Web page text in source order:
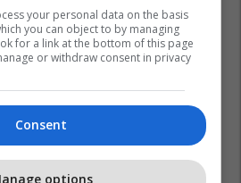
Nëse hedhja me vezë është
e bashkëbiseduar jam i
your personal data on the basis
you can object to by managing
for a link at the bottom of this page
or withdraw consent in privacy
Consent
options